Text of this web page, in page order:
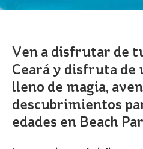
Ven a disfrutar de
Ceará y disfruta de
lleno de magia,
descubrimientos
edades en Beach